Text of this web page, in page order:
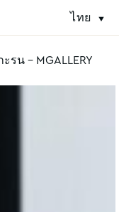
ไทย
รน - MGALLERY